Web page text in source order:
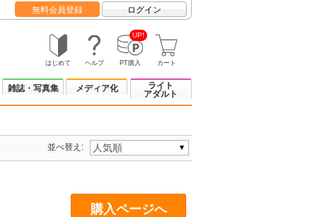
無料会員登録 ログイン
はじめて ヘルプ
UP!
PT購入 カート
雑誌・写真集 メディア化
ライト
アダルト
並べ替え:
購入ページへ